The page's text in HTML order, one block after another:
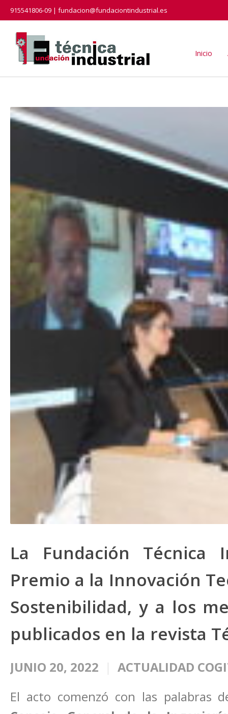
915541806-09 | fundacion@fundaciontindustrial.es
Inicio
La Fundación
Premio a la Innovación
Sostenibilidad, y a los
publicados en la revista
JUNIO 20, 2022
ACTUALIDAD
El acto comenzó con las palabras